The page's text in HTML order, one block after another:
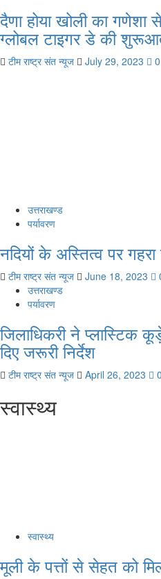
दैणा होया खोली का
ग्लोबल टाइगर डे की
टीम राष्ट्र संत न्यूज July 29, 2023 0
उत्तराखण्ड
पर्यावरण
नदियों के अस्तित्व पर
टीम राष्ट्र संत न्यूज June 18, 2023
उत्तराखण्ड
पर्यावरण
जिलाधिकरी ने प्लास्टिक
दिए जरूरी निर्देश
टीम राष्ट्र संत न्यूज April 26, 2023 0
स्वास्थ्य
स्वास्थ्य
मूली के पत्तों से सेहत को